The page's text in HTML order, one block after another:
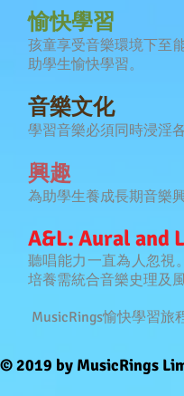
愉快學習
孩童享受音樂環境下至
助學生愉快學習。
音樂文化
學習音樂必須同時浸淫
興趣
為助學生養成長期音樂
A&L: Aural and
聽唱能力一直為人忽視
培養需統合音樂史理及
MusicRings愉快學習旅
© 2019 by MusicRings